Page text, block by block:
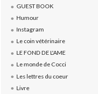
GUEST BOOK
Humour
Instagram
Le coin vétérinaire
LE FOND DE L'AME
Le monde de Cocci
Les lettres du coeur
Livre